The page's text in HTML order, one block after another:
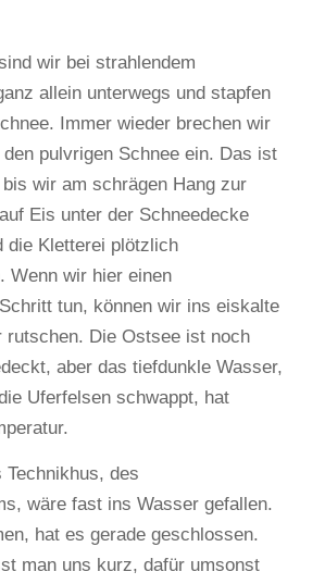
wir bei strahlendem
allein unterwegs und stapfen
Immer wieder brechen wir
pulvrigen Schnee ein. Das ist
wir am schrägen Hang zur
Eis unter der Schneedecke
die Kletterei plötzlich
Wenn wir hier einen
tun, können wir ins eiskalte
rutschen. Die Ostsee ist noch
aber das tiefdunkle Wasser,
Uferfelsen schwappt, hat
Technikhus, des
wäre fast ins Wasser gefallen.
hat es gerade geschlossen.
man uns kurz, dafür umsonst